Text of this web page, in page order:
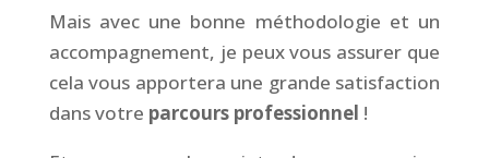
Mais avec une bonne méthodologie et un
accompagnement, je peux vous assurer que
cela vous apportera une grande satisfaction
dans votre parcours professionnel !